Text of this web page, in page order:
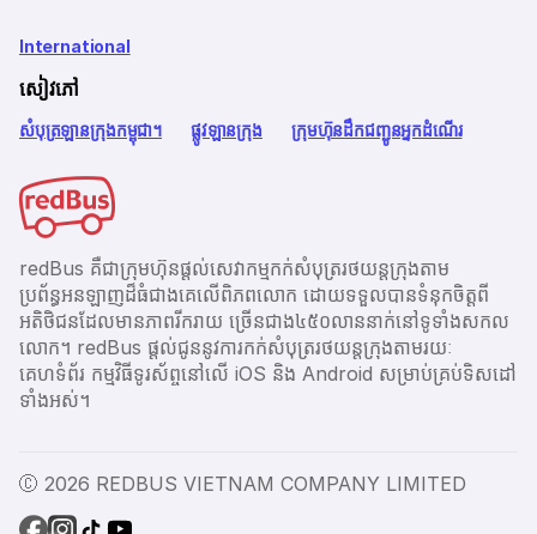
International
សៀវភៅ
សំបុត្រឡានក្រុងកម្ពុជា។ ផ្លូវឡានក្រុង ក្រុមហ៊ុនដឹកជញ្ជូនអ្នកដំណើរ
redBus គឺជាក្រុមហ៊ុនផ្តល់សេវាកម្មកក់សំបុត្ររថយន្តក្រុងតាម
ប្រព័ន្ធអនឡាញដ៏ធំជាងគេលើពិភពលោក ដោយទទួលបានទំនុកចិត្តពី
អតិថិជនដែលមានភាពរីករាយ ច្រើនជាង​៤៥០លាននាក់នៅទូទាំងសកល
លោក។ redBus ផ្ដល់ជូននូវការកក់សំបុត្ររថយន្តក្រុងតាមរយៈ
គេហទំព័រ កម្មវិធីទូរស័ព្ចនៅលើ iOS និង Android សម្រាប់គ្រប់ទិសដៅ
ទាំងអស់។
Ⓒ 2026 REDBUS VIETNAM COMPANY LIMITED